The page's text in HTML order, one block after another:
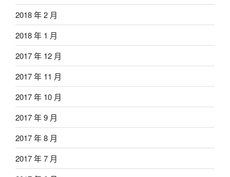
2018 年 2 月
2018 年 1 月
2017 年 12 月
2017 年 11 月
2017 年 10 月
2017 年 9 月
2017 年 8 月
2017 年 7 月